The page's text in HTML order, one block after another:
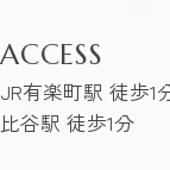
ACCESS
JR有楽町駅 徒歩
比谷駅 徒歩1分